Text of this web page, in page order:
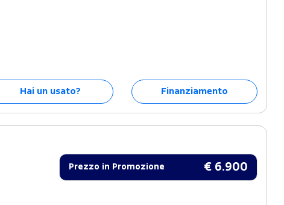
Hai un usato? Finanziamento
Prezzo in Promozione € 6.900